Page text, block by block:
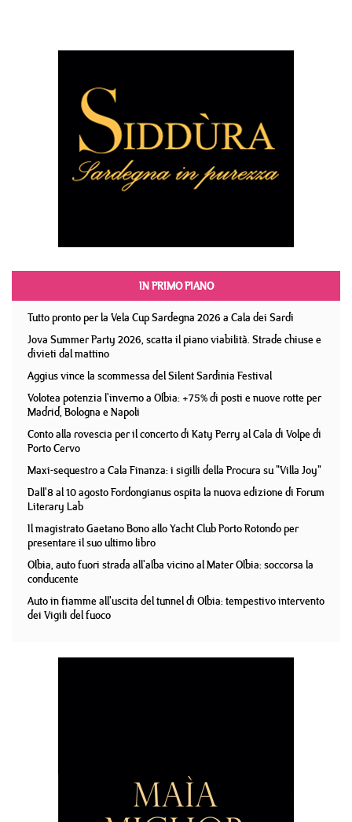
IN PRIMO PIANO
Tutto pronto per la Vela Cup Sardegna 2026 a Cala dei Sardi
Jova Summer Party 2026, scatta il piano viabilità. Strade chiuse e
divieti dal mattino
Aggius vince la scommessa del Silent Sardinia Festival
Volotea potenzia l'inverno a Olbia: +75% di posti e nuove rotte per
Madrid, Bologna e Napoli
Conto alla rovescia per il concerto di Katy Perry al Cala di Volpe di
Porto Cervo
Maxi-sequestro a Cala Finanza: i sigilli della Procura su "Villa Joy"
Dall'8 al 10 agosto Fordongianus ospita la nuova edizione di Forum
Literary Lab
Il magistrato Gaetano Bono allo Yacht Club Porto Rotondo per
presentare il suo ultimo libro
Olbia, auto fuori strada all'alba vicino al Mater Olbia: soccorsa la
conducente
Auto in fiamme all'uscita del tunnel di Olbia: tempestivo intervento
dei Vigili del fuoco